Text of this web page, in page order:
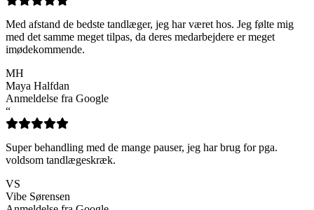
Med afstand de bedste tandlæger, jeg har været hos. Jeg følte mig
med det samme meget tilpas, da deres medarbejdere er meget
imødekommende.
MH
Maya Halfdan
Anmeldelse fra Google
“
Super behandling med de mange pauser, jeg har brug for pga.
voldsom tandlægeskræk.
VS
Vibe Sørensen